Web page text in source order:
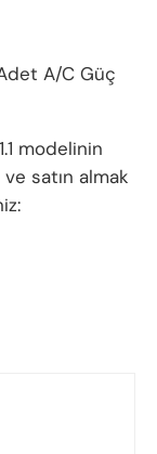
A/C Güç
modelinin
satın almak